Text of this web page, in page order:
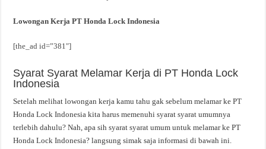
Lowongan Kerja PT Honda Lock Indonesia
[the_ad id=”381″]
Syarat Syarat Melamar Kerja di PT Honda Lock
Indonesia
Setelah melihat lowongan kerja kamu tahu gak sebelum melamar ke PT
Honda Lock Indonesia kita harus memenuhi syarat syarat umumnya
terlebih dahulu? Nah, apa sih syarat syarat umum untuk melamar ke PT
Honda Lock Indonesia? langsung simak saja informasi di bawah ini.